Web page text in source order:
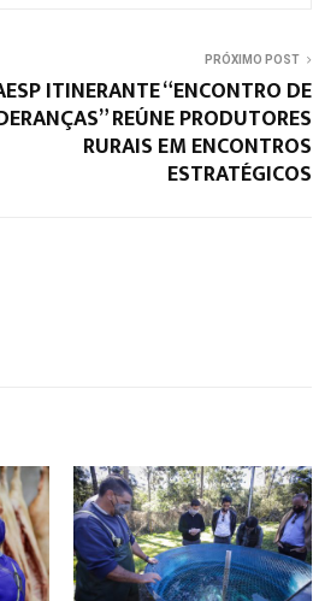
PRÓXIMO POST
ITINERANTE “ENCONTRO DE
REÚNE PRODUTORES
RURAIS EM ENCONTROS
ESTRATÉGICOS